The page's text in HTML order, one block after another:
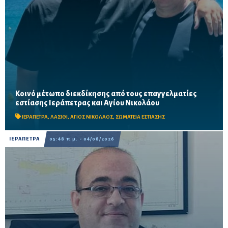
Κοινό μέτωπο διεκδίκησης από τους επαγγελματίες
εστίασης Ιεράπετρας και Αγίου Νικολάου
ΙΕΡΑΠΕΤΡΑ, ΛΑΣΙΘΙ, ΑΓΙΟΣ ΝΙΚΟΛΑΟΣ, ΣΩΜΑΤΕΙΑ ΕΣΤΙΑΣΗΣ
Μιχελαράκης και Γιαπιτζάκης συζήτησαν για τους ελέγχους
ηχορύπανσης, τις επιπτώσεις των έργων στον ΒΟΑΚ και την
οικονομική πίεση στον κλάδο – Στο επίκεντρο η επ...
ΙΕΡΑΠΕΤΡΑ 05:48 π.μ. - 04/08/2026